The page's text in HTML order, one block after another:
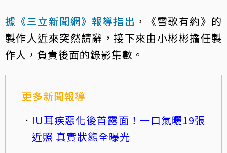
據《三立新聞網》報導指出 ，《雪歌有約》的
製作人近來突然請辭，接下來由小彬彬擔任製
作人，負責後面的錄影集數。
更多新聞報導
IU耳疾惡化後首露面！一口氣曬19張
近照 真實狀態全曝光